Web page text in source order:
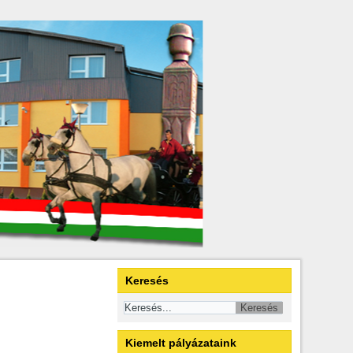
Keresés
Kiemelt pályázataink